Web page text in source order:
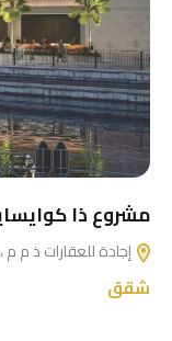
مشروع ذا
إجادة للعقارات ذ م م
شقق